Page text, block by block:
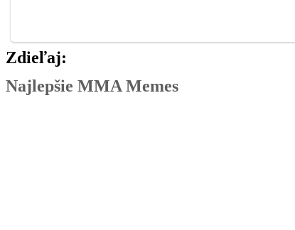
Zdieľaj:
Najlepšie MMA Memes